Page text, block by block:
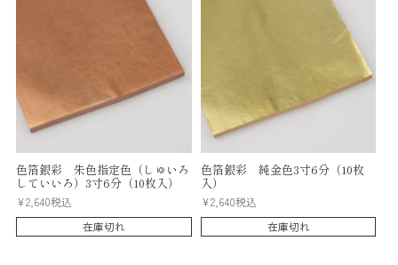
色箔銀彩 朱色指定色（しゅいろ
していいろ）3寸6分（10枚入）
¥2,640税込
在庫切れ
色箔銀彩 純金色3寸6分（10枚
入）
¥2,640税込
在庫切れ